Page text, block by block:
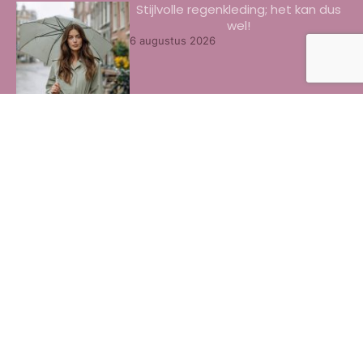
Stijlvolle regenkleding; het kan dus
wel!
6 augustus 2026